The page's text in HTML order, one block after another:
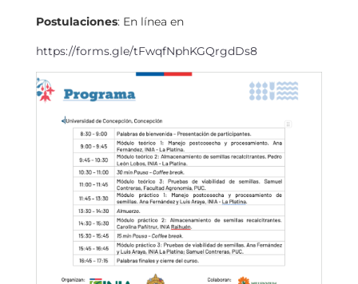
Postulaciones: En línea en
https://forms.gle/tFwqfNphKGQrgdDs8